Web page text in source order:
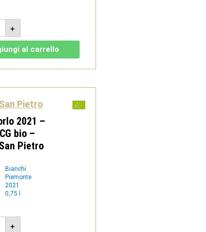
+
al carrello
Pietro
2021 –
bio –
Pietro
Bianchi
Piemonte
2021
0,75 l
+